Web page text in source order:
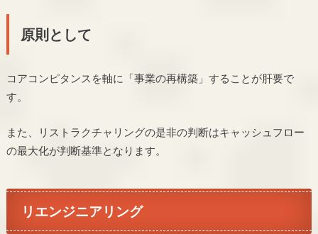
原則として
コアコンピタンスを軸に「事業の再構築」することが肝要で
す。
また、リストラクチャリングの是非の判断はキャッシュフロー
の最大化が判断基準となります。
リエンジニアリング